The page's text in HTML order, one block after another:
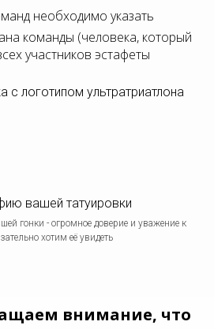
необходимо указать
команды (человека, который
участников эстафеты
с логотипом ультратриатлона
вашей татуировки
гонки - огромное доверие и уважение к
хотим её увидеть
внимание, что